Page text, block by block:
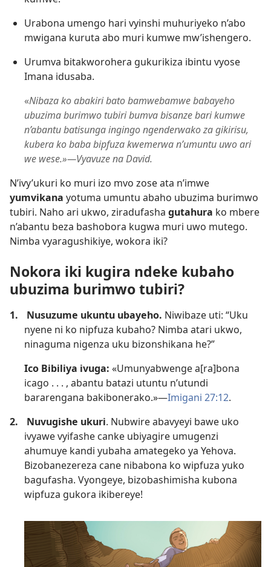
Urabona umengo hari vyinshi muhuriyeko n’abo
mwigana kuruta abo muri kumwe mw’ishengero.
Urumva bitakworohera gukurikiza ibintu vyose
Imana idusaba.
«Nibaza ko abakiri bato bamwebamwe babayeho
ubuzima burimwo tubiri bumva bisanze bari kumwe
n’abantu batisunga ingingo ngenderwako za gikirisu,
kubera ko baba bipfuza kwemerwa n’umuntu uwo ari
we wese.»​—Vyavuze na David.
N’ivy’ukuri ko muri izo mvo zose ata n’imwe
yumvikana yotuma umuntu abaho ubuzima burimwo
tubiri. Naho ari ukwo, ziradufasha gutahura ko mbere
n’abantu beza bashobora kugwa muri uwo mutego.
Nimba vyaragushikiye, wokora iki?
Nokora iki kugira ndeke kubaho
ubuzima burimwo tubiri?
1. Nusuzume ukuntu ubayeho. Niwibaze uti: “Uku
nyene ni ko nipfuza kubaho? Nimba atari ukwo,
ninaguma nigenza uku bizonshikana he?”
Ico Bibiliya ivuga: «Umunyabwenge a[ra]bona
icago . . . , abantu batazi utuntu n’utundi
bararengana bakibonerako.»​—Imigani 27:12.
2.
Nuvugishe ukuri. Nubwire abavyeyi bawe uko
ivyawe vyifashe canke ubiyagire umugenzi
ahumuye kandi yubaha amategeko ya Yehova.
Bizobanezereza cane nibabona ko wipfuza yuko
bagufasha. Vyongeye, bizobashimisha kubona
wipfuza gukora ikibereye!